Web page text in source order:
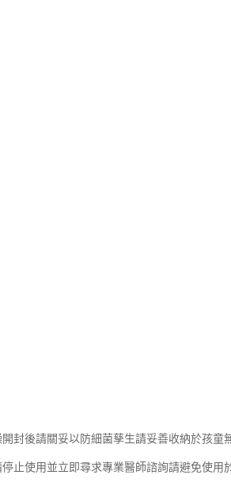
封後請關妥以防細菌孳生請妥善收納於孩童
止使用並立即尋求專業醫師諮詢請避免使用